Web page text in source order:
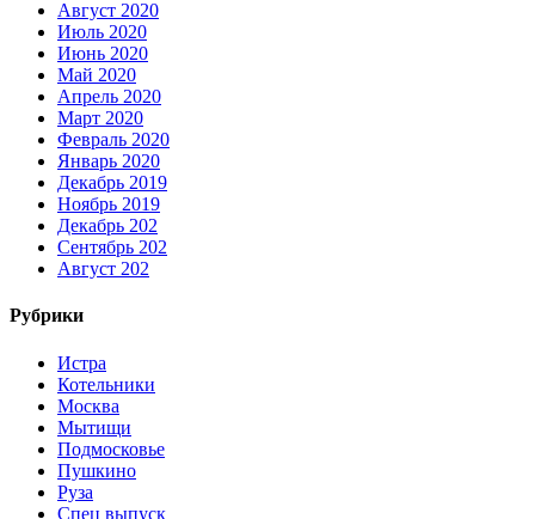
Август 2020
Июль 2020
Июнь 2020
Май 2020
Апрель 2020
Март 2020
Февраль 2020
Январь 2020
Декабрь 2019
Ноябрь 2019
Декабрь 202
Сентябрь 202
Август 202
Рубрики
Истра
Котельники
Москва
Мытищи
Подмосковье
Пушкино
Руза
Спец выпуск